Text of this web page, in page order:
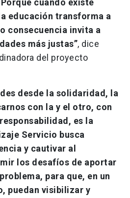
cuando existe
educación transforma a
consecuencia invita a
más justas”, dice
del proyecto
desde la solidaridad, la
con la y el otro, con
es la
Servicio busca
y cautivar al
los desafíos de aportar
para que, en un
puedan visibilizar y